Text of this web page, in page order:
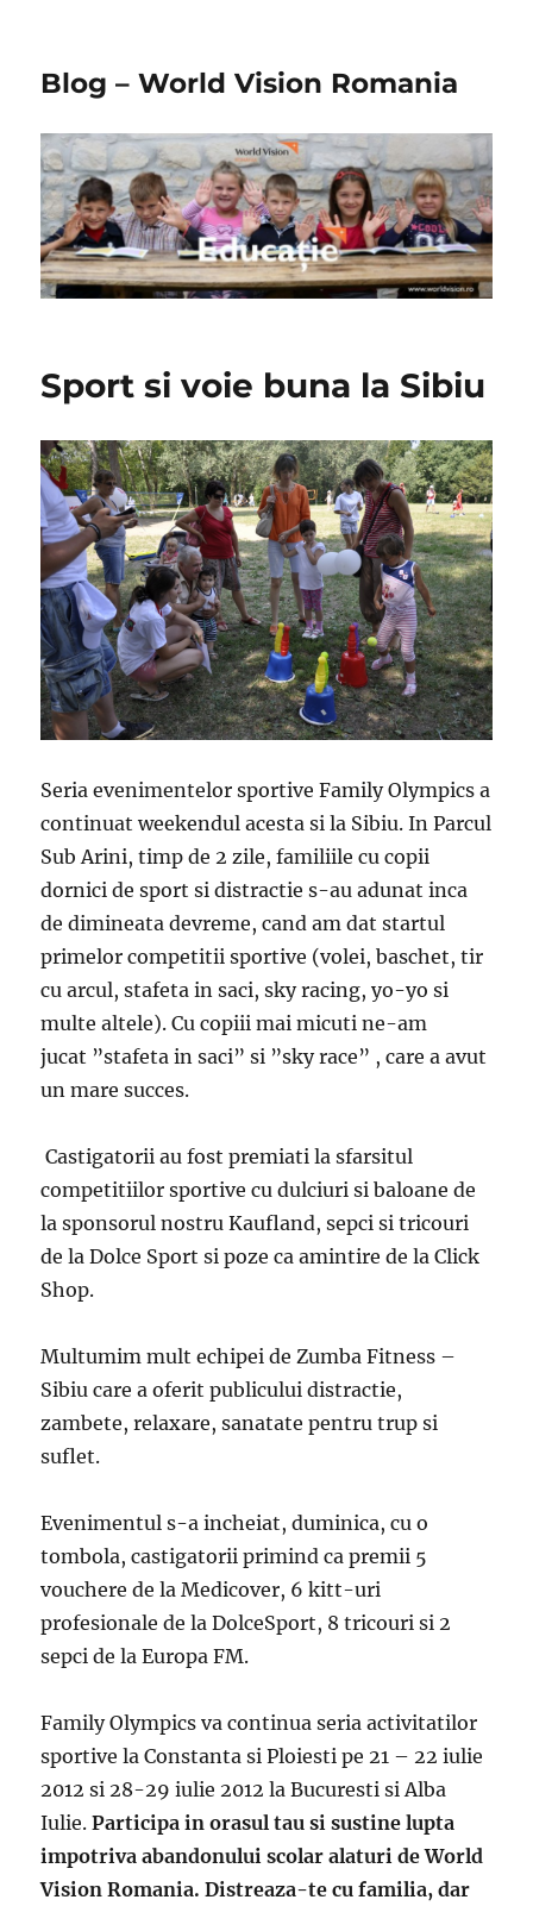
Blog – World Vision Romania
Sport si voie buna la Sibiu
Seria evenimentelor sportive Family Olympics a
continuat weekendul acesta si la Sibiu. In Parcul
Sub Arini, timp de 2 zile, familiile cu copii
dornici de sport si distractie s-au adunat inca
de dimineata devreme, cand am dat startul
primelor competitii sportive (volei, baschet, tir
cu arcul, stafeta in saci, sky racing, yo-yo si
multe altele). Cu copiii mai micuti ne-am
jucat ”stafeta in saci” si ”sky race” , care a avut
un mare succes.
Castigatorii au fost premiati la sfarsitul
competitiilor sportive cu dulciuri si baloane de
la sponsorul nostru Kaufland, sepci si tricouri
de la Dolce Sport si poze ca amintire de la Click
Shop.
Multumim mult echipei de Zumba Fitness –
Sibiu care a oferit publicului distractie,
zambete, relaxare, sanatate pentru trup si
suflet.
Evenimentul s-a incheiat, duminica, cu o
tombola, castigatorii primind ca premii 5
vouchere de la Medicover, 6 kitt-uri
profesionale de la DolceSport, 8 tricouri si 2
sepci de la Europa FM.
Family Olympics va continua seria activitatilor
sportive la Constanta si Ploiesti pe 21 – 22 iulie
2012 si 28-29 iulie 2012 la Bucuresti si Alba
Iulie.Participa in orasul tau si sustine lupta
impotriva abandonului scolar alaturi de World
Vision Romania. Distreaza-te cu familia, dar